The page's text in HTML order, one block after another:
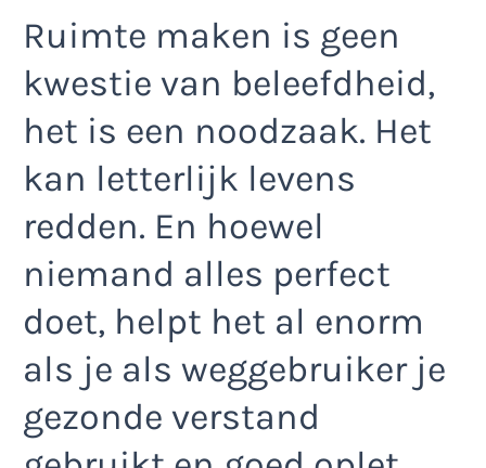
Ruimte maken is geen
kwestie van beleefdheid,
het is een noodzaak. Het
kan letterlijk levens
redden. En hoewel
niemand alles perfect
doet, helpt het al enorm
als je als weggebruiker je
gezonde verstand